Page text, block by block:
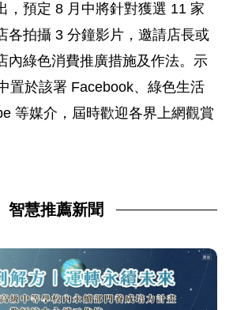
，預定 8 月中將針對獲選 11 家
各拍攝 3 分鐘影片，邀請店長或
內綠色消費推廣措施及作法。示
置於該署 Facebook、綠色生活
等媒介，屆時歡迎各界上網觀賞
智慧推薦新聞